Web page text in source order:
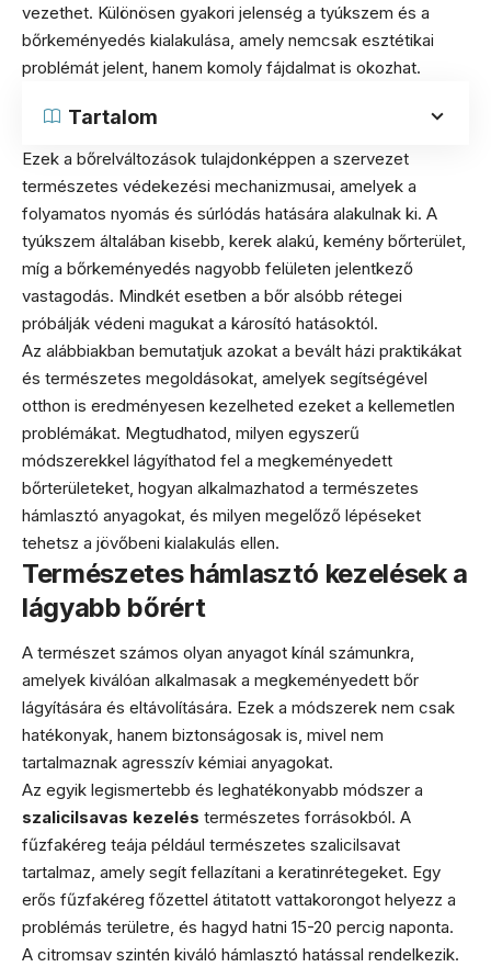
vezethet. Különösen gyakori jelenség a tyúkszem és a
bőrkeményedés kialakulása, amely nemcsak esztétikai
problémát jelent, hanem komoly fájdalmat is okozhat.
Tartalom
Ezek a bőrelváltozások tulajdonképpen a szervezet
természetes védekezési mechanizmusai, amelyek a
folyamatos nyomás és súrlódás hatására alakulnak ki. A
tyúkszem általában kisebb, kerek alakú, kemény bőrterület,
míg a bőrkeményedés nagyobb felületen jelentkező
vastagodás. Mindkét esetben a bőr alsóbb rétegei
próbálják védeni magukat a károsító hatásoktól.
Az alábbiakban bemutatjuk azokat a bevált házi praktikákat
és természetes megoldásokat, amelyek segítségével
otthon is eredményesen kezelheted ezeket a kellemetlen
problémákat. Megtudhatod, milyen egyszerű
módszerekkel lágyíthatod fel a megkeményedett
bőrterületeket, hogyan alkalmazhatod a természetes
hámlasztó anyagokat, és milyen megelőző lépéseket
tehetsz a jövőbeni kialakulás ellen.
Természetes hámlasztó kezelések a
lágyabb bőrért
A természet számos olyan anyagot kínál számunkra,
amelyek kiválóan alkalmasak a megkeményedett bőr
lágyítására és eltávolítására. Ezek a módszerek nem csak
hatékonyak, hanem biztonságosak is, mivel nem
tartalmaznak agresszív kémiai anyagokat.
Az egyik legismertebb és leghatékonyabb módszer a
szalicilsavas kezelés természetes forrásokból. A
fűzfakéreg teája például természetes szalicilsavat
tartalmaz, amely segít fellazítani a keratinrétegeket. Egy
erős fűzfakéreg főzettel átitatott vattakorongot helyezz a
problémás területre, és hagyd hatni 15-20 percig naponta.
A citromsav szintén kiváló hámlasztó hatással rendelkezik.